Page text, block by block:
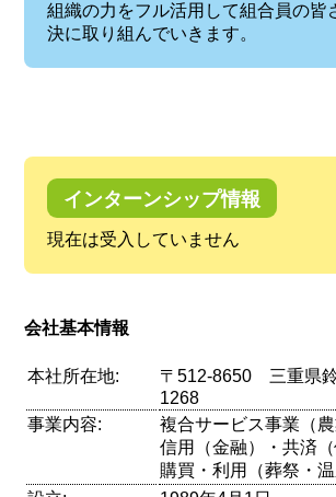
組織の力をフル活用して組合員の皆
決に取り組んでいきます。
インターンシップ情報
現在は受入していません
会社基本情報
本社所在地:
〒512-8650 三重県
1268
事業内容:
複合サービス事業（農
信用（金融）・共済
購買・利用（葬祭・